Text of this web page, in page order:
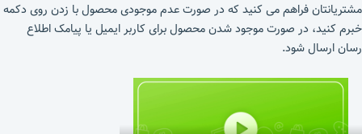
مشتریانتان فراهم می کنید که در صورت عدم موجودی محصول با زدن روی دکمه
خبرم کنید، در صورت موجود شدن محصول برای کاربر ایمیل یا پیامک اطلاع
رسان ارسال شود.